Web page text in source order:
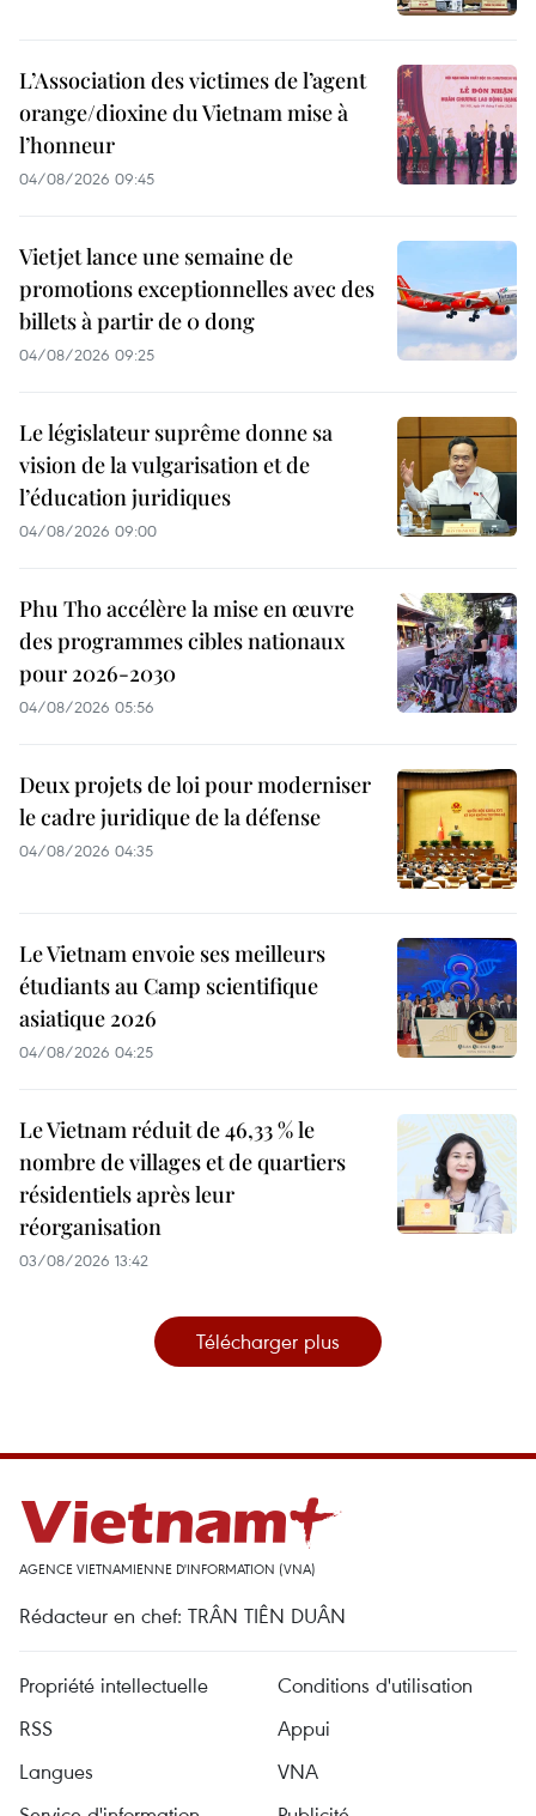
L’Association des victimes de l’agent
orange/dioxine du Vietnam mise à
l’honneur
04/08/2026 09:45
Vietjet lance une semaine de
promotions exceptionnelles avec des
billets à partir de 0 dong
04/08/2026 09:25
Le législateur suprême donne sa
vision de la vulgarisation et de
l’éducation juridiques
04/08/2026 09:00
Phu Tho accélère la mise en œuvre
des programmes cibles nationaux
pour 2026-2030
04/08/2026 05:56
Deux projets de loi pour moderniser
le cadre juridique de la défense
04/08/2026 04:35
Le Vietnam envoie ses meilleurs
étudiants au Camp scientifique
asiatique 2026
04/08/2026 04:25
Le Vietnam réduit de 46,33 % le
nombre de villages et de quartiers
résidentiels après leur
réorganisation
03/08/2026 13:42
Télécharger plus
AGENCE VIETNAMIENNE D'INFORMATION (VNA)
Rédacteur en chef: TRÂN TIÊN DUÂN
Propriété intellectuelle
Conditions d'utilisation
RSS
Appui
Langues
VNA